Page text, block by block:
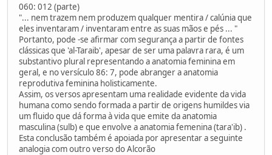
060: 012 (parte)
"... nem trazem nem produzem qualquer mentira / calúnia que
eles inventaram / inventaram entre as suas mãos e pés ... "
Portanto, pode -se afirmar com segurança a partir de fontes
clássicas que 'al-Taraib', apesar de ser uma palavra rara, é um
substantivo plural representando a anatomia feminina em
geral, e no versículo 86: 7, pode abranger a anatomia
reprodutiva feminina holisticamente.
Assim, os versos apresentam uma realidade evidente da vida
humana como sendo formada a partir de origens humildes via
um fluido que dá forma à vida que emite da anatomia
masculina (sulb) e que envolve a anatomia femenina (tara'ib) .
Esta conclusão também é apoiada por apresentar a seguinte
analogia com outro verso do Alcorão